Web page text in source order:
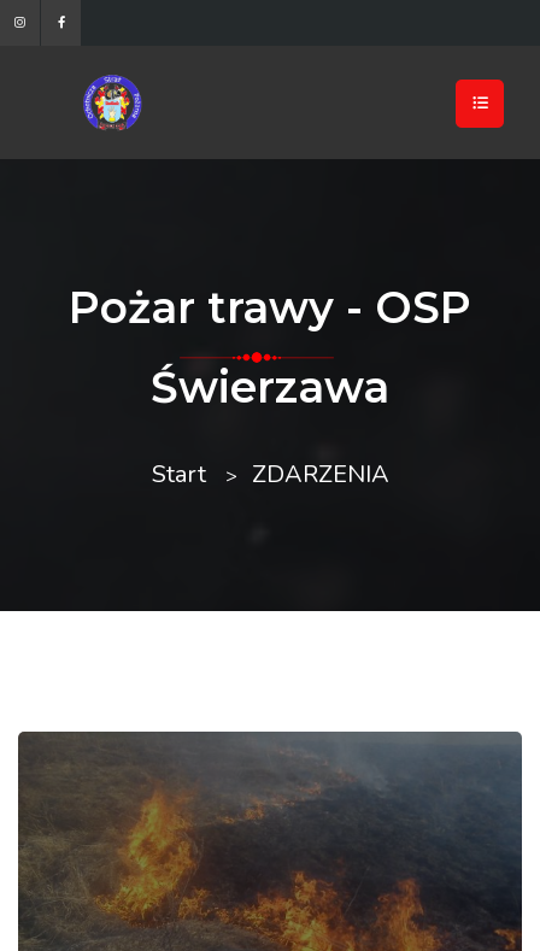
Pożar trawy - OSP
Świerzawa
Start ZDARZENIA